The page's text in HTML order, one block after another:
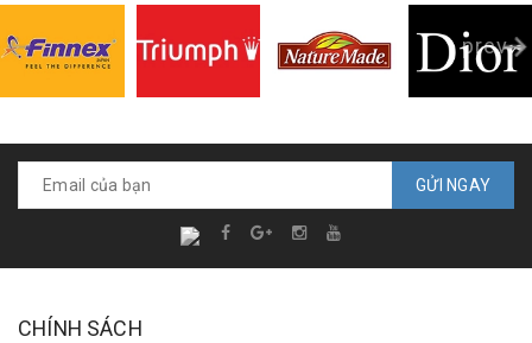
prev
GỬI NGAY
CHÍNH SÁCH